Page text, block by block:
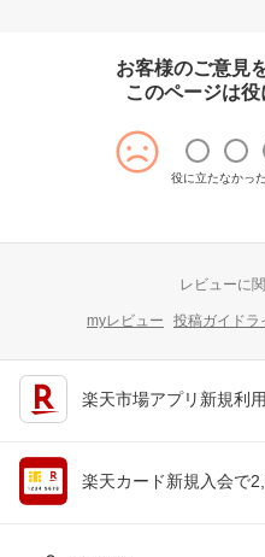
お客様のご意見
このページは
役に立たなかった
レビューに
myレビュー 投稿ガイドラ
楽天市場アプリ新規利
楽天カード新規入会で